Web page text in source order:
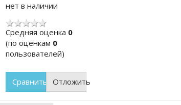
нет в наличии
Cредняя оценка 0
(по оценкам 0
пользователей)
Сравнить Отложить